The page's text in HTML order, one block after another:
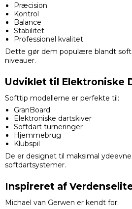
Præcision
Kontrol
Balance
Stabilitet
Professionel kvalitet
Dette gør dem populære blandt
niveauer.
Udviklet til Elektroniske
Softtip modellerne er perfekte til:
GranBoard
Elektroniske dartskiver
Softdart turneringer
Hjemmebrug
Klubspil
De er designet til maksimal
softdartsystemer.
Inspireret af
Michael van Gerwen er kendt for: